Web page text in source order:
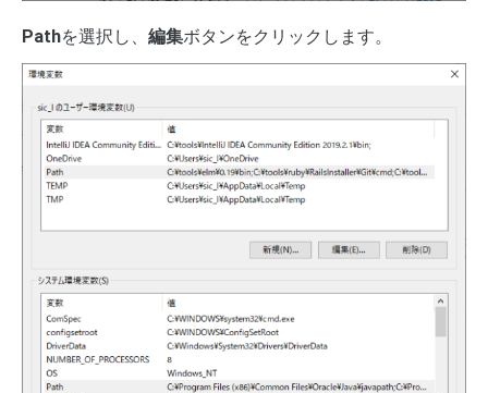
Pathを選択し、 編集ボタンをクリックします。